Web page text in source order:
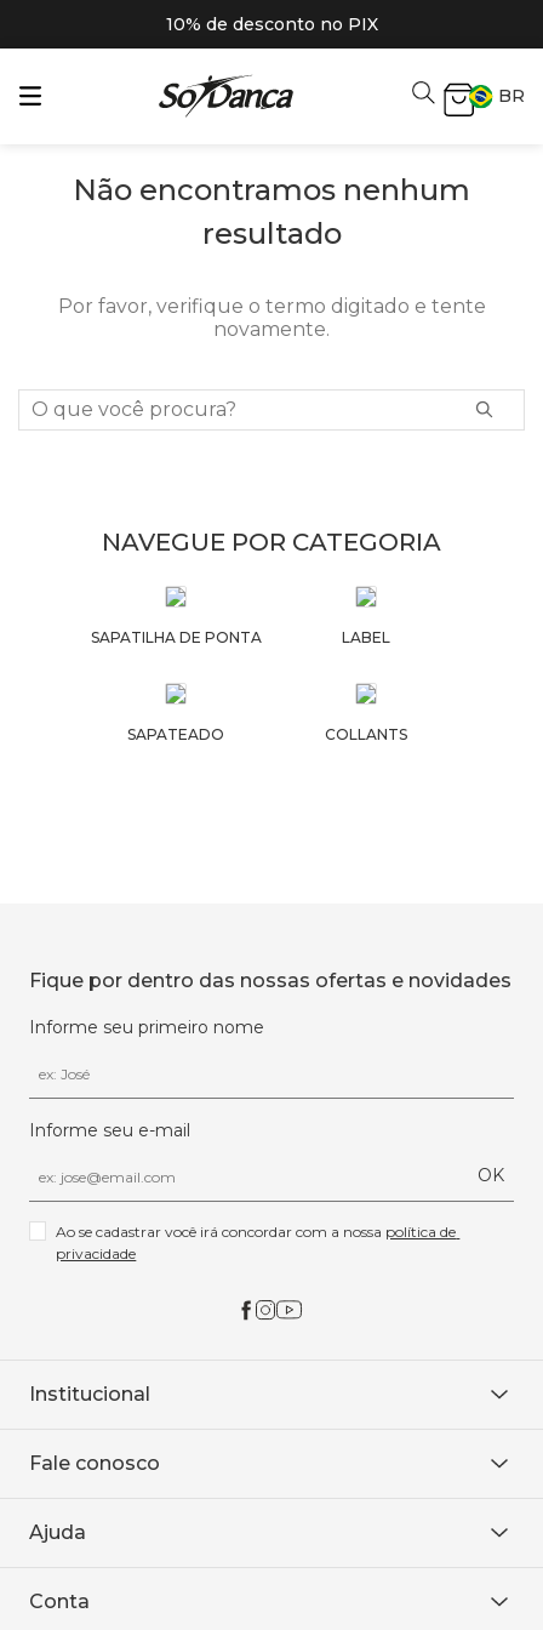
10% de desconto no PIX
BR
Não encontramos nenhum
resultado
Por favor, verifique o termo digitado e tente
novamente.
O que você procura?
NAVEGUE POR CATEGORIA
SAPATILHA DE PONTA LABEL
SAPATEADO COLLANTS
Fique por dentro das nossas ofertas e novidades
Informe seu primeiro nome
Informe seu e-mail
OK
Ao se cadastrar você irá concordar com a nossa política de
privacidade
Institucional
Onde encontrar
Baixe o APP
Fale conosco
WhatsApp
Ajuda
Política de entrega
Conta